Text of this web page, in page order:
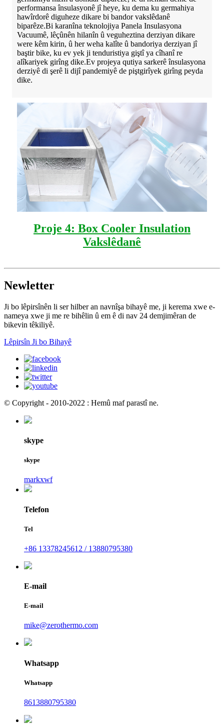
performansa însulasyonê jî heye, ku dema ku germahiya
hawîrdorê diguheze dikare bi bandor vakslêdanê
biparêze.Bi karanîna teknolojiya Panela Insulasyona
Vacuumê, lêçûnên hilanîn û veguheztina derziyan dikare
were kêm kirin, û her weha kalîte û bandoriya derziyan jî
baştir bike, ku ev yek ji tenduristiya giştî ya cîhanî re
alîkariyek girîng dike.Ev projeya qutiya sarkerê însulasyona
derziyê di şerê li dijî pandemiyê de piştgirîyek girîng peyda
dike.
Proje 4: Box Cooler Insulation
Vakslêdanê
Newletter
Ji bo lêpirsînên li ser hilber an navnîşa bihayê me, ji kerema xwe e-
nameya xwe ji me re bihêlin û em ê di nav 24 demjimêran de
bikevin têkiliyê.
Lêpirsîn Ji bo Bihayê
© Copyright - 2010-2022 : Hemû maf parastî ne.
skype
skype
markxwf
Telefon
Tel
+86 13378245612 / 13880795380
E-mail
E-mail
mike@zerothermo.com
Whatsapp
Whatsapp
8613880795380